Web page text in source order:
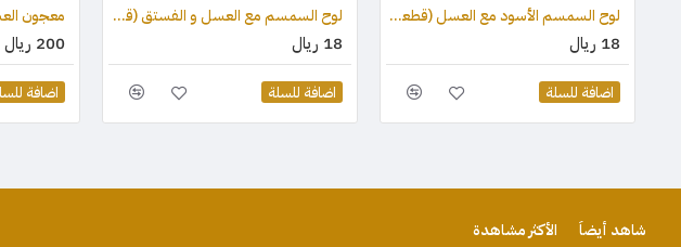
لوح السمسم الأسود مع العسل (قطعة واحدة) 75 جرام
18 ريال
اضافة للسلة
لوح السمسم مع العسل و الفستق (قطعة واحدة) 75 جرام
18 ريال
اضافة للسلة
200 ريال
اضافة
شاهد أيضاً الأكثر مشاهدة